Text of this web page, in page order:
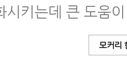
시키는데 큰 도움
모커리